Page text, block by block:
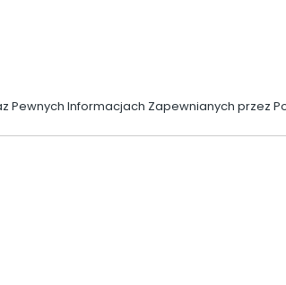
Informacjach Zapewnianych przez